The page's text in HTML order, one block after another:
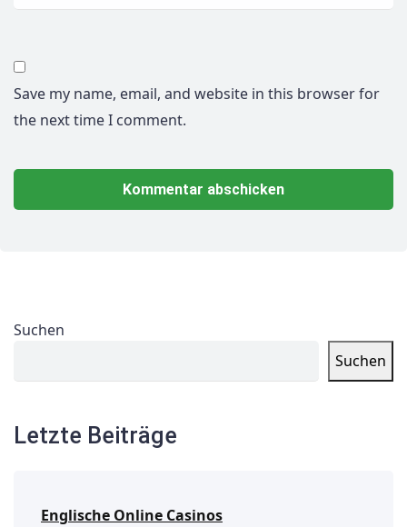
Save my name, email, and website in this browser for
the next time I comment.
Suchen
Suchen
Letzte Beiträge
Englische Online Casinos